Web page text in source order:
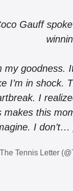
Gauff
my goodness.
I’m in shock.
I
makes this
I don’t…
Tennis Letter